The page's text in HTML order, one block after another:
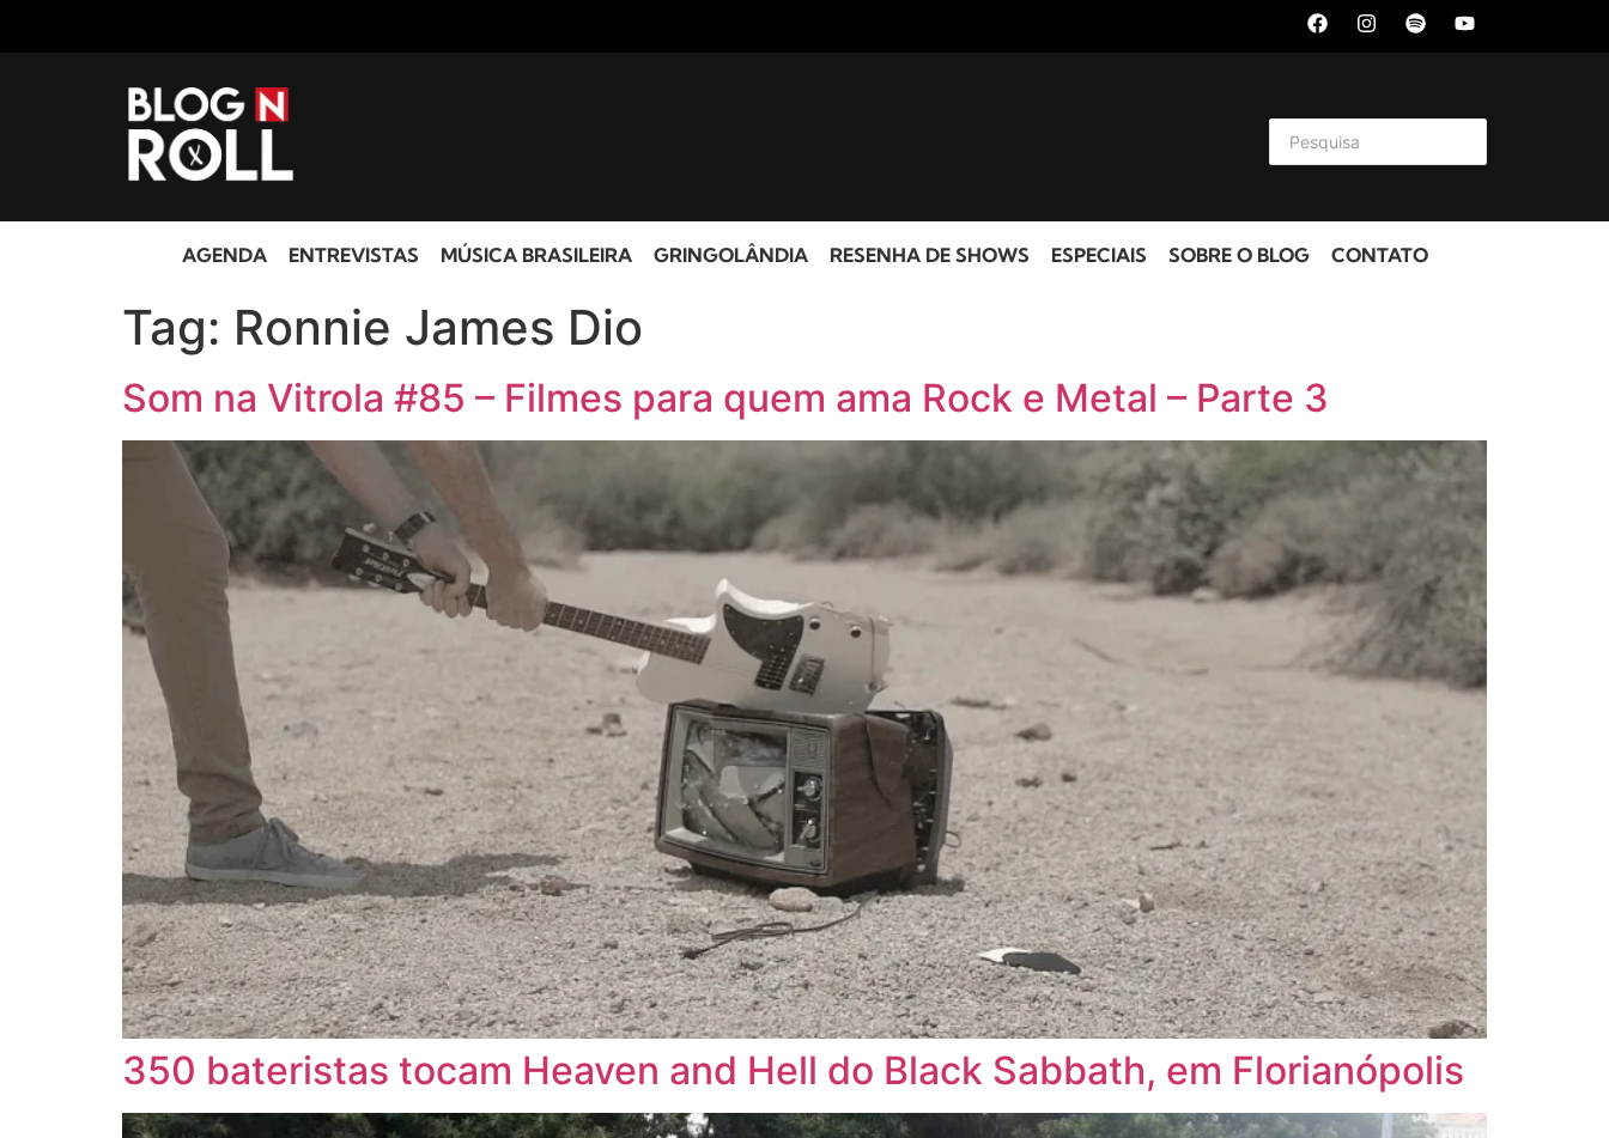
AGENDA ENTREVISTAS MÚSICA BRASILEIRA GRINGOLÂNDIA RESENHA DE SHOWS ESPECIAIS SOBRE O BLOG CONTATO
Tag: Ronnie James Dio
Som na Vitrola #85 – Filmes para quem ama Rock e Metal – Parte 3
350 bateristas tocam Heaven and Hell do Black Sabbath, em Florianópolis